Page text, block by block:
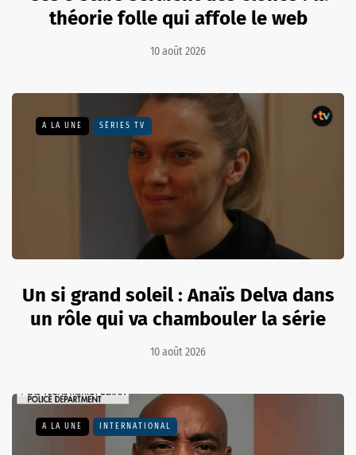
théorie folle qui affole le web
10 août 2026
A LA UNE SÉRIES TV
Un si grand soleil : Anaïs Delva dans
un rôle qui va chambouler la série
10 août 2026
A LA UNE INTERNATIONAL